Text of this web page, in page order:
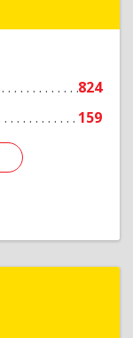
824
159
Подробнее